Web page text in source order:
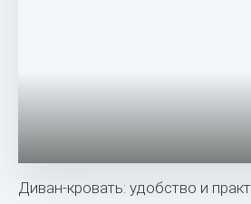
Диван-кровать: удобство и